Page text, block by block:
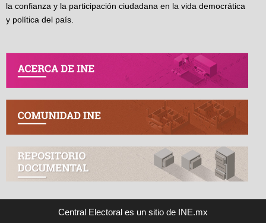
la confianza y la participación ciudadana en la vida democrática
y política del país.
Central Electoral es un sitio de INE.mx